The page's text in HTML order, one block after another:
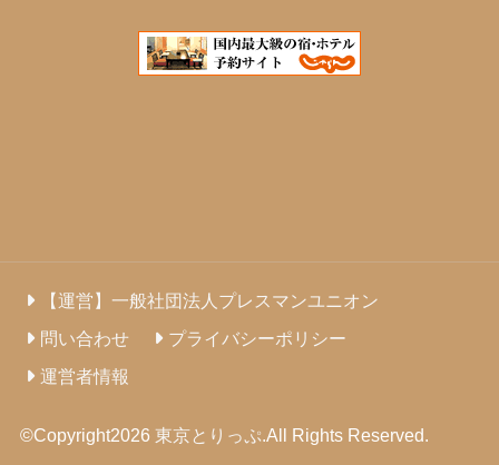
【運営】一般社団法人プレスマンユニオン
問い合わせ
プライバシーポリシー
運営者情報
©Copyright2026 東京とりっぷ.All Rights Reserved.